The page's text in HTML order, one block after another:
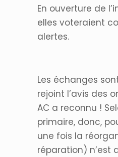
En ouverture de
elles voteraient
alertes.
Les échanges
rejoint l’avis des
AC a reconnu !
primaire, donc,
une fois la
réparation) n’est